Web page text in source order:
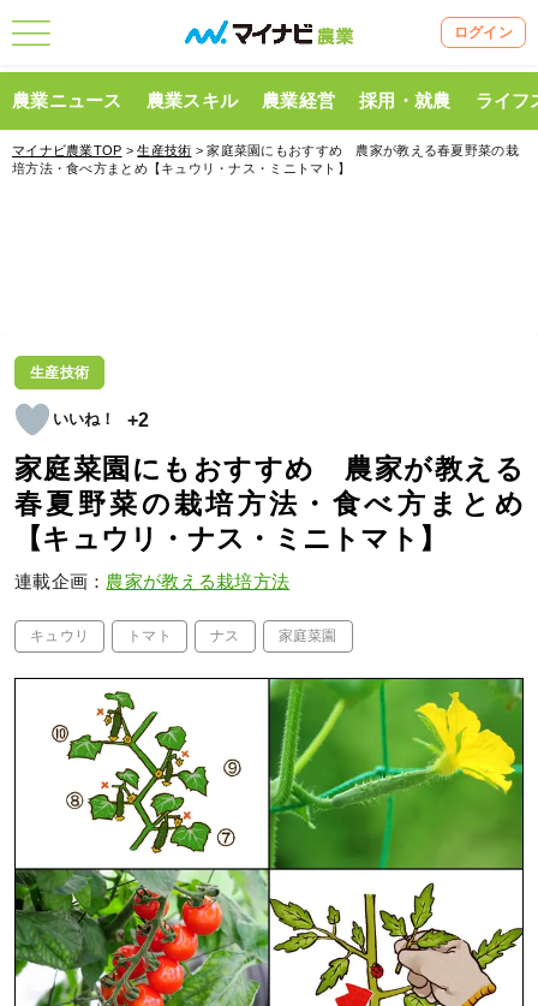
ログイン
農業ニュース 農業スキル 農業経営 採用・就農 ライフ
マイナビ農業TOP >生産技術 > 家庭菜園にもおすすめ 農家が教える春夏野菜の栽
培方法・食べ方まとめ【キュウリ・ナス・ミニトマト】
生産技術
+2
家庭菜園にもおすすめ 農家が教える
春夏野菜の栽培方法・食べ方まとめ
【キュウリ・ナス・ミニトマト】
連載企画： 農家が教える栽培方法
キュウリ トマト ナス 家庭菜園